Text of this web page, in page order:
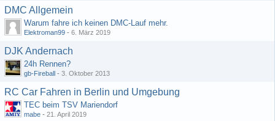
DMC Allgemein
Warum fahre ich keinen DMC-Lauf mehr.
Elektroman99 - 6. März 2019
DJK Andernach
24h Rennen?
gb-Fireball - 3. Oktober 2013
RC Car Fahren in Berlin und Umgebung
TEC beim TSV Mariendorf
mabe - 21. April 2019